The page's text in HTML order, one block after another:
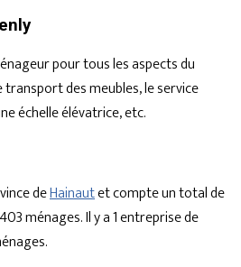
pour tous les aspects du
des meubles, le service
échelle élévatrice, etc.
deHainautet compte un total de
ménages. Il y a 1 entreprise de